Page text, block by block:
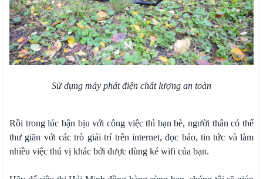
Sử dụng máy phát điện chất lượng an toàn
Rồi trong lúc bận bịu với công việc thì bạn bè, người thân có thể
thư giãn với các trò giải trí trên internet, đọc báo, tin tức và làm
nhiều việc thú vị khác bởi được dùng ké wifi của bạn.